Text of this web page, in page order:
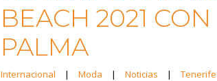
BEACH 2021
PALMA
Internacional | Moda | Noticias |